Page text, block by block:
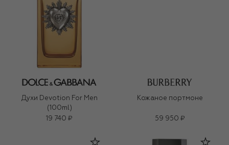
Духи Devotion For Men
(100ml)
19 740 ₽
Кожаное портмоне
59 950 ₽